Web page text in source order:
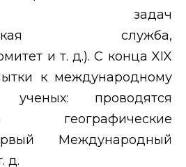
задач
служба,
и т. д.). С конца XIX
к международному
ученых: проводятся
географические
Международный
д.